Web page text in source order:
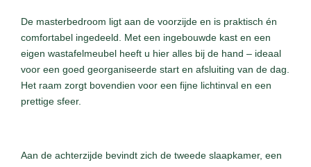
De masterbedroom ligt aan de voorzijde en is praktisch én
comfortabel ingedeeld. Met een ingebouwde kast en een
eigen wastafelmeubel heeft u hier alles bij de hand – ideaal
voor een goed georganiseerde start en afsluiting van de dag.
Het raam zorgt bovendien voor een fijne lichtinval en een
prettige sfeer.
Aan de achterzijde bevindt zich de tweede slaapkamer, een